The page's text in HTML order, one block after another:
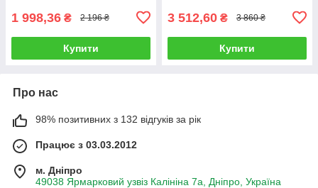
1 998,36 ₴ 2 196 ₴
Купити
3 512,60 ₴ 3 860 ₴
Купити
Про нас
98% позитивних з 132 відгуків за рік
Працює з 03.03.2012
м. Дніпро
49038 Ярмарковий узвіз Калініна 7а, Дніпро, Україна